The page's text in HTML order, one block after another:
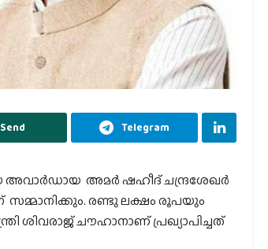
Send Telegram
അവാര്‍ഡായ അമര്‍ ഷഹീദ് ചന്ദ്രശേഖര്‍
സമ്മാനിക്കും. രണ്ടു ലക്ഷം രൂപയും
ശിവരാജ് ചൗഹാനാണ് പ്രഖ്യാപിച്ചത്